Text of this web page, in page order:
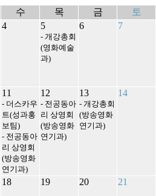
수 목 금
토
4 5
- 개강총회
(영화예술
과)
6 7
11
- 더스카우
트(성과홍
보팀)
- 전공동아
리 상영회
(방송영화
연기과)
12
- 전공동아
리 상영회
(방송영화
연기과)
13
- 개강총회
(방송영화
연기과)
14
18 19 20 21